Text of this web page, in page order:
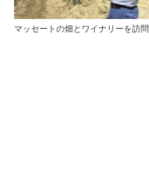
マッセートの畑とワイナリーを訪問